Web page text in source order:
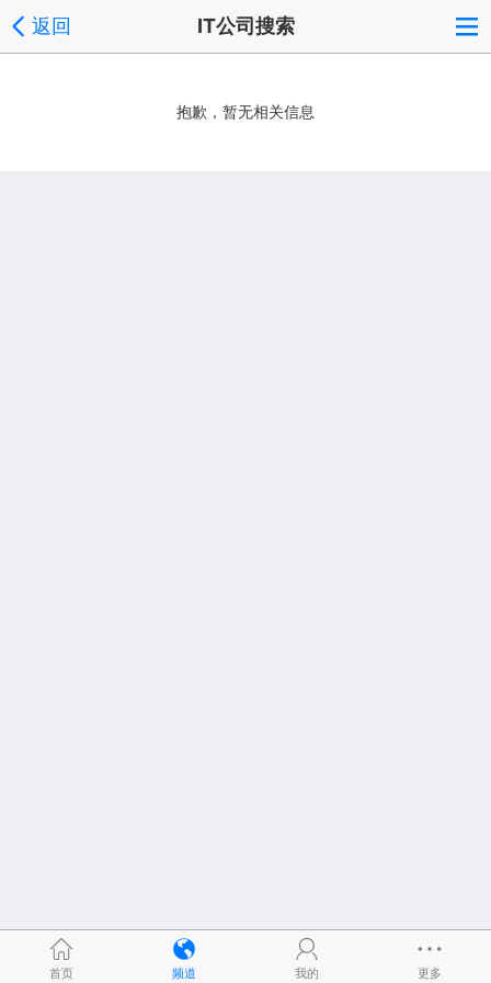
返回 IT公司搜索
抱歉，暂无相关信息
首页 频道 我的 更多